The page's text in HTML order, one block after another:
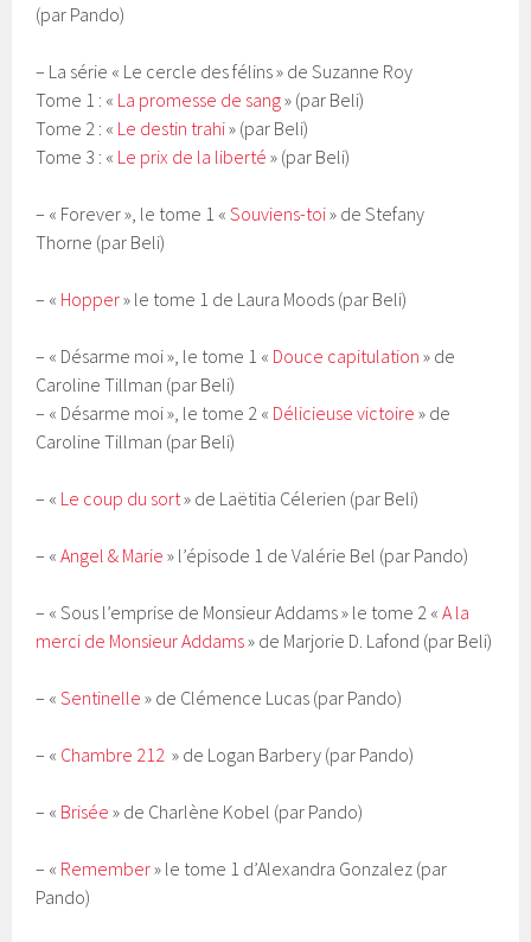
(par Pando)
– La série « Le cercle des félins » de Suzanne Roy
Tome 1 : « La promesse de sang» (par Beli)
Tome 2 : « Le destin trahi» (par Beli)
Tome 3 : « Le prix de la liberté » (par Beli)
– « Forever », le tome 1 «Souviens-toi» de Stefany
Thorne (par Beli)
– « Hopper» le tome 1 de Laura Moods (par Beli)
– « Désarme moi », le tome 1 « Douce capitulation » de
Caroline Tillman (par Beli)
– « Désarme moi », le tome 2 « Délicieuse victoire » de
Caroline Tillman (par Beli)
– « Le coup du sort» de Laëtitia Célerien (par Beli)
– «Angel & Marie » l’épisode 1 de Valérie Bel (par Pando)
– « Sous l’emprise de Monsieur Addams » le tome 2 «A la
merci de Monsieur Addams» de Marjorie D. Lafond (par Beli)
– «Sentinelle » de Clémence Lucas (par Pando)
– « Chambre 212 » de Logan Barbery (par Pando)
– « Brisée » de Charlène Kobel (par Pando)
– « Remember» le tome 1 d’Alexandra Gonzalez (par
Pando)